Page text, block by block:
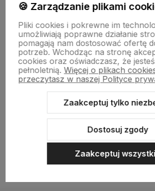
Sklep internetowy Shoper Premium
Szablon
🍪 Zarządzanie plikami
Pliki cookies i pokrewne im
umożliwiają poprawne działanie
pomagają nam dostosować ofertę
potrzeb. Wchodząc na stronę
cookies oraz oświadczasz, że
pełnoletnią. Więcej o plikach
przeczytasz w naszej Polityce
Zaakceptuj tylko
Dostosuj zgody
Zaakceptuj